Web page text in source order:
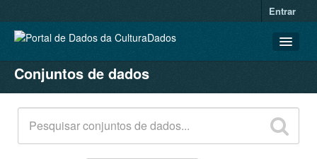
Entrar
CONJUNTOS DE DADOS
ORGANIZAÇÕES
GRUPOS
SOBRE
Conjuntos de dados